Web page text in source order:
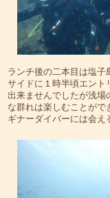
ランチ後の二本目は塩子
サイドに１時半頃エント
出来ませんでしたが浅場
な群れは楽しむことが
ギナーダイバーには会え